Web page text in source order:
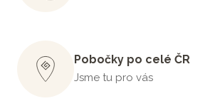
Pobočky po celé ČR
Jsme tu pro vás